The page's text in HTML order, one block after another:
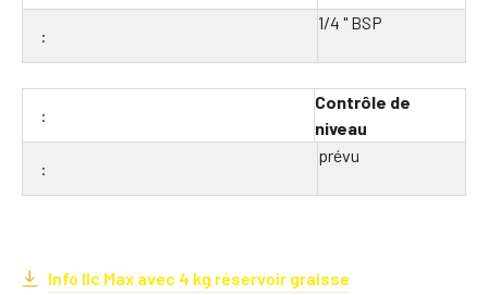
1/4 " BSP
Contrôle de
niveau
prévu
Info Ilc Max avec 4 kg réservoir graisse